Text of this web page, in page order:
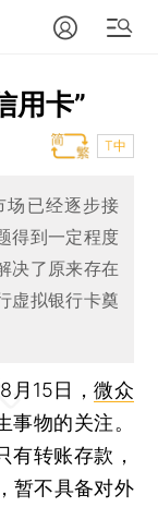
用卡”
T中
场已经逐步接
得到一定程度
决了原来存在
虚拟银行卡奠
8月15日，微众
物的关注。
有转账存款，
暂不具备对外